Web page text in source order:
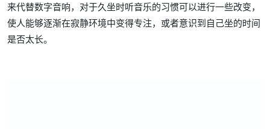
来代替数字音响，对于久坐时听音乐的习惯可以进行一些改变，
使人能够逐渐在寂静环境中变得专注，或者意识到自己坐的时间
是否太长。